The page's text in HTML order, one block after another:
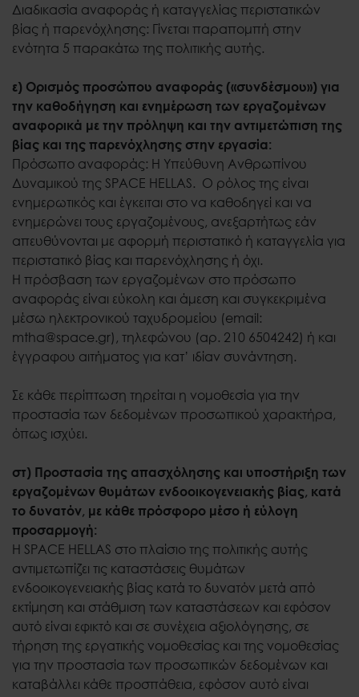
Διαδικασία αναφοράς ή καταγγελίας περιστατικών
βίας ή παρενόχλησης: Γίνεται παραπομπή στην
ενότητα 5 παρακάτω της πολιτικής αυτής.
ε) Ορισμός προσώπου αναφοράς («συνδέσμου») για
την καθοδήγηση και ενημέρωση των εργαζομένων
αναφορικά με την πρόληψη και την αντιμετώπιση της
βίας και της παρενόχλησης στην εργασία:
Πρόσωπο αναφοράς: Η Υπεύθυνη Ανθρωπίνου
Δυναμικού της SPACE HELLAS. Ο ρόλος της είναι
ενημερωτικός και έγκειται στο να καθοδηγεί και να
ενημερώνει τους εργαζομένους, ανεξαρτήτως εάν
απευθύνονται με αφορμή περιστατικό ή καταγγελία για
περιστατικό βίας και παρενόχλησης ή όχι.
Η πρόσβαση των εργαζομένων στο πρόσωπο
αναφοράς είναι εύκολη και άμεση και συγκεκριμένα
μέσω ηλεκτρονικού ταχυδρομείου (email:
mtha@space.gr), τηλεφώνου (αρ. 210 6504242) ή και
έγγραφου αιτήματος για κατ’ ιδίαν συνάντηση.
Σε κάθε περίπτωση τηρείται η νομοθεσία για την
προστασία των δεδομένων προσωπικού χαρακτήρα,
όπως ισχύει.
στ) Προστασία της απασχόλησης και υποστήριξη των
εργαζομένων θυμάτων ενδοοικογενειακής βίας, κατά
το δυνατόν, με κάθε πρόσφορο μέσο ή εύλογη
προσαρμογή:
Η SPACE HELLAS στο πλαίσιο της πολιτικής αυτής
αντιμετωπίζει τις καταστάσεις θυμάτων
ενδοοικογενειακής βίας κατά το δυνατόν μετά από
εκτίμηση και στάθμιση των καταστάσεων και εφόσον
αυτό είναι εφικτό και σε συνέχεια αξιολόγησης, σε
τήρηση της εργατικής νομοθεσίας και της νομοθεσίας
για την προστασία των προσωπικών δεδομένων και
καταβάλλει κάθε προσπάθεια, εφόσον αυτό είναι